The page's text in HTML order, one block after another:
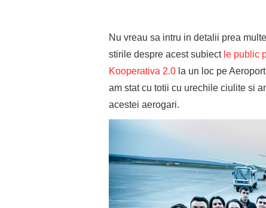
Nu vreau sa intru in detalii prea
stirile despre acest subiect le public
Kooperativa 2.0 la un loc pe
am stat cu totii cu urechile ciulite si
acestei aerogari.